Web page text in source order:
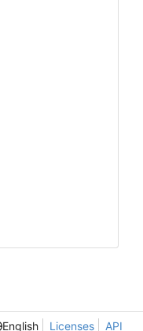
English Licenses API